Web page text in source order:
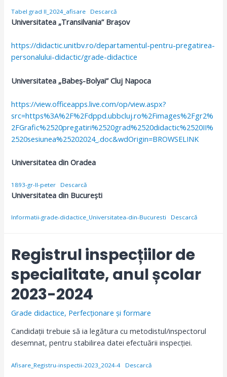
Tabel grad II_2024_afisare Descarcă
Universitatea „Transilvania” Brașov
https://didactic.unitbv.ro/departamentul-pentru-pregatirea-
personalului-didactic/grade-didactice
Universitatea „Babeș-Bolyai” Cluj Napoca
https://view.officeapps.live.com/op/view.aspx?
src=https%3A%2F%2Fdppd.ubbcluj.ro%2Fimages%2Fgr2%
2FGrafic%2520pregatiri%2520grad%2520didactic%2520II%
2520sesiunea%25202024_.doc&wdOrigin=BROWSELINK
Universitatea din Oradea
1893-gr-II-peter Descarcă
Universitatea din București
Informatii-grade-didactice_Universitatea-din-Bucuresti Descarcă
Registrul inspecțiilor de
specialitate, anul școlar
2023-2024
Grade didactice, Perfecționare și formare
Candidații trebuie să ia legătura cu metodistul/inspectorul
desemnat, pentru stabilirea datei efectuării inspecției.
Afisare_Registru-inspectii-2023_2024-4 Descarcă